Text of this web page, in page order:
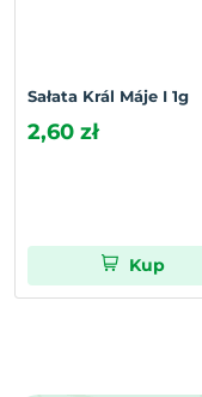
Sałata Král Máje I 1g
2,60 zł
Kup